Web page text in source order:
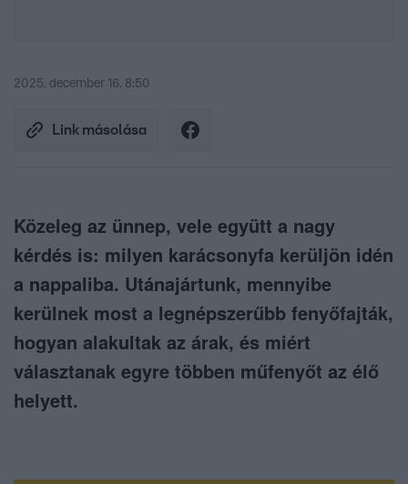
2025. december 16. 8:50
Link másolása
Közeleg az ünnep, vele együtt a nagy
kérdés is: milyen karácsonyfa kerüljön idén
a nappaliba. Utánajártunk, mennyibe
kerülnek most a legnépszerűbb fenyőfajták,
hogyan alakultak az árak, és miért
választanak egyre többen műfenyőt az élő
helyett.